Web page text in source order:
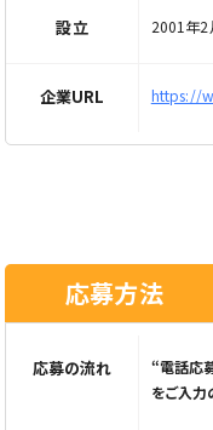
設立 2001年2
企業URL https://
応募方法
応募の流れ
“電話応
をご入力